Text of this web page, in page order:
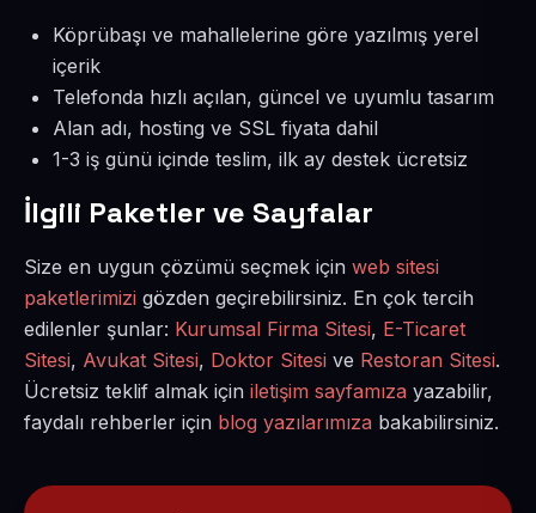
Köprübaşı ve mahallelerine göre yazılmış yerel
içerik
Telefonda hızlı açılan, güncel ve uyumlu tasarım
Alan adı, hosting ve SSL fiyata dahil
1-3 iş günü içinde teslim, ilk ay destek ücretsiz
İlgili Paketler ve Sayfalar
Size en uygun çözümü seçmek için web sitesi
paketlerimizi gözden geçirebilirsiniz. En çok tercih
edilenler şunlar: Kurumsal Firma Sitesi, E-Ticaret
Sitesi, Avukat Sitesi, Doktor Sitesi ve Restoran Sitesi.
Ücretsiz teklif almak için iletişim sayfamıza yazabilir,
faydalı rehberler için blog yazılarımıza bakabilirsiniz.